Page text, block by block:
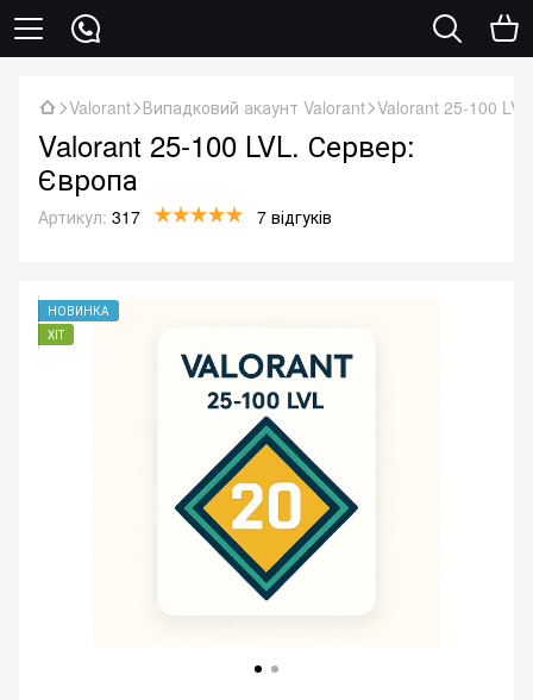
Valorant Випадковий акаунт Valorant Valorant 25-100
Valorant 25-100 LVL. Сервер:
Європа
Артикул: 317 7 відгуків
НОВИНКА
ХІТ